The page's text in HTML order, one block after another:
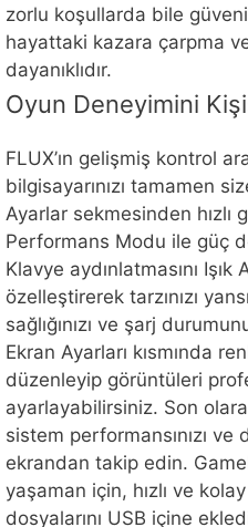
zorlu koşullarda bile
hayattaki kazara çarpma
dayanıklıdır.
Oyun Deneyimini
FLUX’ın gelişmiş kontrol
bilgisayarınızı tamamen
Ayarlar sekmesinden hızlı
Performans Modu ile güç
Klavye aydınlatmasını
özelleştirerek tarzınızı
sağlığınızı ve şarj
Ekran Ayarları kısmında
düzenleyip görüntüleri
ayarlayabilirsiniz. Son
sistem performansınızı ve
ekrandan takip edin.
yaşaman için, hızlı ve
dosyalarını USB içine